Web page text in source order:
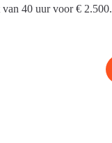
40 uur voor € 2.500.